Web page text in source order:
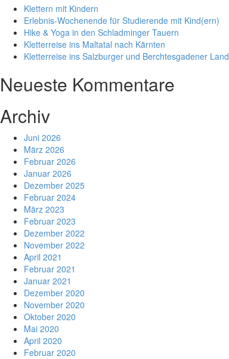
Klettern mit Kindern
Erlebnis-Wochenende für Studierende mit Kind(ern)
Hike & Yoga in den Schladminger Tauern
Kletterreise ins Maltatal nach Kärnten
Kletterreise ins Salzburger und Berchtesgadener Land
Neueste Kommentare
Archiv
Juni 2026
März 2026
Februar 2026
Januar 2026
Dezember 2025
Februar 2024
März 2023
Februar 2023
Dezember 2022
November 2022
April 2021
Februar 2021
Januar 2021
Dezember 2020
November 2020
Oktober 2020
Mai 2020
April 2020
Februar 2020